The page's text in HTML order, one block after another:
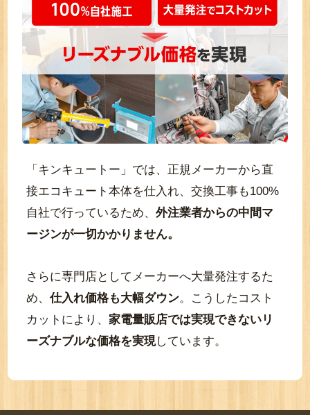
「キンキュートー」では、正規メーカーから直
接エコキュート本体を仕入れ、交換工事も100%
自社で行っているため、 外注業者からの中間マ
ージンが一切かかりません。
さらに専門店としてメーカーへ大量発注するた
め、仕入れ価格も大幅ダウン。こうしたコスト
カットにより、 家電量販店では実現できないリ
ーズナブルな価格を実現しています。